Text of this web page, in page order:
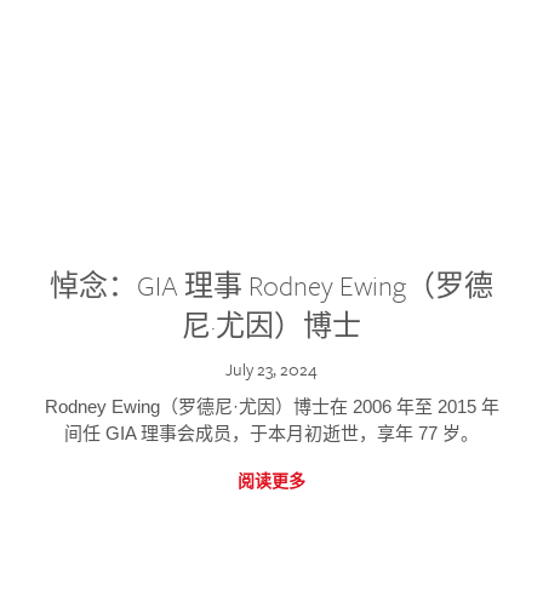
悼念：GIA 理事 Rodney Ewing（罗德
尼·尤因）博士
July 23, 2024
Rodney Ewing（罗德尼·尤因）博士在 2006 年至 2015 年
间任 GIA 理事会成员，于本月初逝世，享年 77 岁。
阅读更多